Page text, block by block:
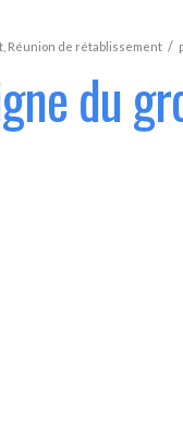
Réunion de rétablissement /
du